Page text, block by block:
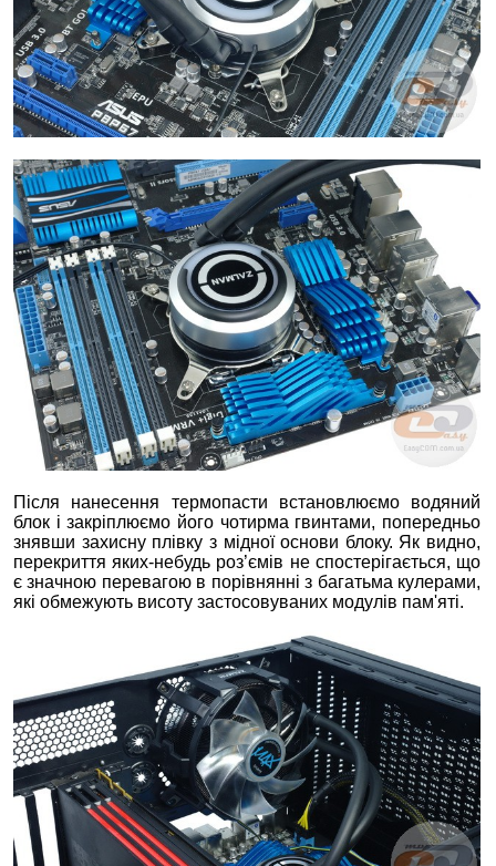
Після нанесення термопасти встановлюємо водяний
блок і закріплюємо його чотирма гвинтами, попередньо
знявши захисну плівку з мідної основи блоку. Як видно,
перекриття яких-небудь роз’ємів не спостерігається, що
є значною перевагою в порівнянні з багатьма кулерами,
які обмежують висоту застосовуваних модулів пам'яті.